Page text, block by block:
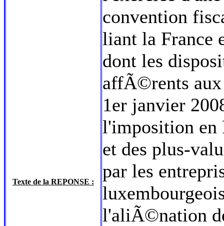
Texte de la REPONSE :
convention
liant la France
dont les
affÃ©rents
1er janvier
l'imposition en
et des plus-
par les
l'aliÃ©nation